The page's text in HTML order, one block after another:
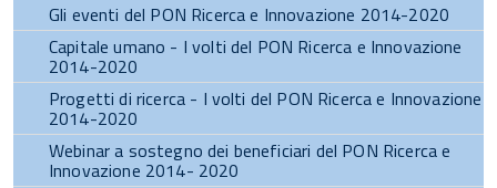
Gli eventi del PON Ricerca e Innovazione 2014-2020
Capitale umano - I volti del PON Ricerca e Innovazione
2014-2020
Progetti di ricerca - I volti del PON Ricerca e Innovazione
2014-2020
Webinar a sostegno dei beneficiari del PON Ricerca e
Innovazione 2014- 2020